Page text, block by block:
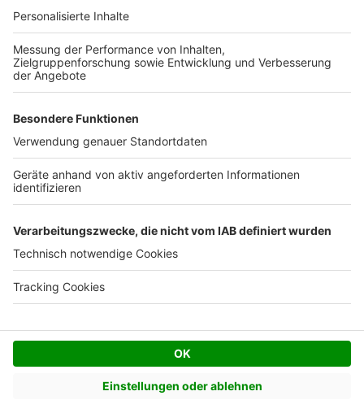
Ihre Baufirma auf bauen.de
Kostenloses Infogespräch
© AVIV Germany GmbH - 2026
Facebook
Twitter